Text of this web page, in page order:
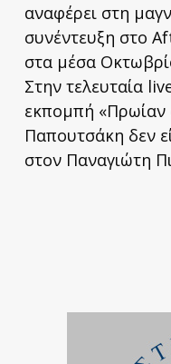
αναφέρει στη
συνέντευξη στο
στα μέσα
Στην τελευταία
εκπομπή «Πρωίαν
Παπουτσάκη δεν
στον Παναγιώτη